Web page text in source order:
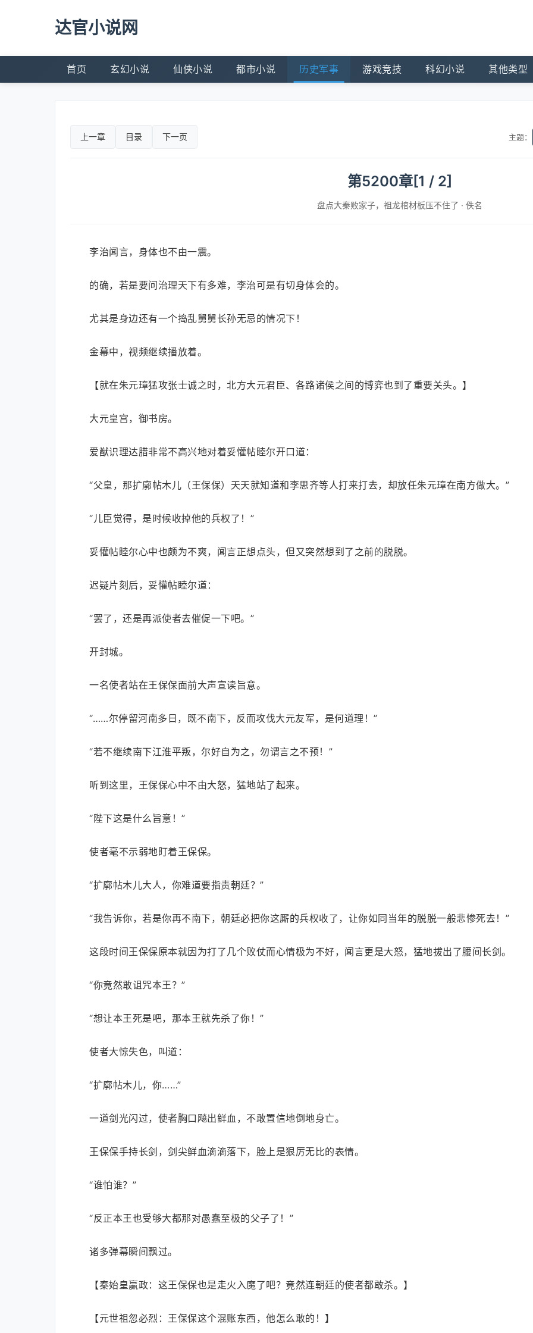
达官小说网
首页 玄幻小说 仙侠小说 都市小说 历史军事 游戏竞技 科幻小说 其他类型
上一章 目录 下一页 主题：
第5200章[1 / 2]
盘点大秦败家子，祖龙棺材板压不住了 · 佚名
李治闻言，身体也不由一震。
的确，若是要问治理天下有多难，李治可是有切身体会的。
尤其是身边还有一个捣乱舅舅长孙无忌的情况下！
金幕中，视频继续播放着。
【就在朱元璋猛攻张士诚之时，北方大元君臣、各路诸侯之间的博弈也到了重要关头。】
大元皇宫，御书房。
爱猷识理达腊非常不高兴地对着妥懽帖睦尔开口道：
“父皇，那扩廓帖木儿（王保保）天天就知道和李思齐等人打来打去，却放任朱元璋在南方做大。”
“儿臣觉得，是时候收掉他的兵权了！”
妥懽帖睦尔心中也颇为不爽，闻言正想点头，但又突然想到了之前的脱脱。
迟疑片刻后，妥懽帖睦尔道：
“罢了，还是再派使者去催促一下吧。”
开封城。
一名使者站在王保保面前大声宣读旨意。
“……尔停留河南多日，既不南下，反而攻伐大元友军，是何道理！”
“若不继续南下江淮平叛，尔好自为之，勿谓言之不预！”
听到这里，王保保心中不由大怒，猛地站了起来。
“陛下这是什么旨意！”
使者毫不示弱地盯着王保保。
“扩廓帖木儿大人，你难道要指责朝廷？”
“我告诉你，若是你再不南下，朝廷必把你这厮的兵权收了，让你如同当年的脱脱一般悲惨死去！”
这段时间王保保原本就因为打了几个败仗而心情极为不好，闻言更是大怒，猛地拔出了腰间长剑。
“你竟然敢诅咒本王？”
“想让本王死是吧，那本王就先杀了你！”
使者大惊失色，叫道：
“扩廓帖木儿，你……”
一道剑光闪过，使者胸口飚出鲜血，不敢置信地倒地身亡。
王保保手持长剑，剑尖鲜血滴滴落下，脸上是狠厉无比的表情。
“谁怕谁？”
“反正本王也受够大都那对愚蠢至极的父子了！”
诸多弹幕瞬间飘过。
【秦始皇嬴政：这王保保也是走火入魔了吧？竟然连朝廷的使者都敢杀。】
【元世祖忽必烈：王保保这个混账东西，他怎么敢的！】